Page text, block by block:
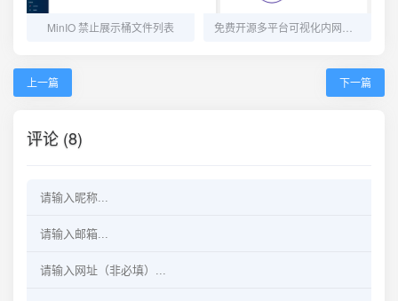
MinIO 禁止展示桶文件列表 免费开源多平台可视化内网穿透工具 Frpc-Desktop
上一篇 下一篇
评论 (8)